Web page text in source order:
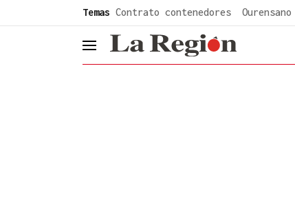
Temas Contrato contenedores
header.menu.open